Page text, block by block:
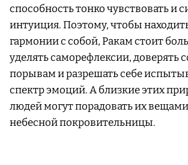
способность тонко чувствовать и
интуиция. Поэтому, чтобы
гармонии с собой, Ракам стоит
уделять саморефлексии, доверять
порывам и разрешать себе
спектр эмоций. А близкие этих
людей могут порадовать их
небесной покровительницы.